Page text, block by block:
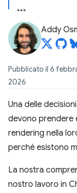
Addy
Pubblicato il 6
2026
Una delle
devono prendere
rendering nella
perché esistono
La nostra
nostro lavoro in